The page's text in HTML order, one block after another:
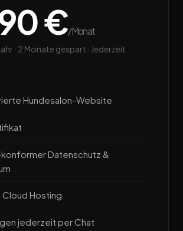
€/Monat
· 2 Monate gespart · Jederzeit
Hundesalon-Website
Datenschutz &
Cloud Hosting
jederzeit per Chat